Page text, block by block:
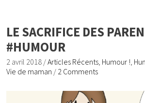
LE SACRIFICE DES
#HUMOUR
2 avril 2018 /Articles Récents, Humour !,
Vie de maman / 2 Comments